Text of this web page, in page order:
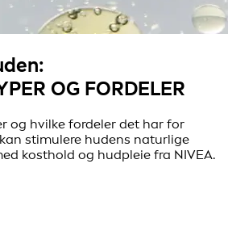
OG FORDELER
og hvilke fordeler det har for
stimulere hudens naturlige
kosthold og hudpleie fra NIVEA.